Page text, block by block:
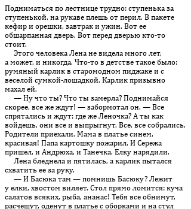
Подниматься по лестнице трудно: ступенька за
ступенькой, на рукаве плешь от перил. В пакете
кефир и орешки, завтрак и ужин. Вот ее
обшарпанная дверь. Вот перед дверью кто-то
стоит.
Этого человека Лена не видела много лет,
а может, и никогда. Что-то в детстве такое было:
румяный карлик в старомодном пиджаке и с
веселой сумкой-лошадкой. Карлик призывно
махал ей.
— Ну что ты? Что ты замерла? Поднимайся
скорее, все же ждут! — забормотал он. — Все
спрятались и ждут: где же Леночка? А ты как
войдешь, они все и выпрыгнут. Все, все собрались.
Родители приехали. Мама в платье синем,
красивая! Папа картошку пожарил. И Сережа
пришел, и Андрюха, и Танечка. Елку нарядили.
Лена бледнела и пятилась, а карлик пытался
схватить ее за руку.
— И Басюка там — помнишь Басюку? Лежит
у елки, хвостом виляет. Стол прямо ломится: куча
салатов всяких, рыба, ананас! Тебя все обнимут,
расчешут, оденут в платье с оборками и на стул